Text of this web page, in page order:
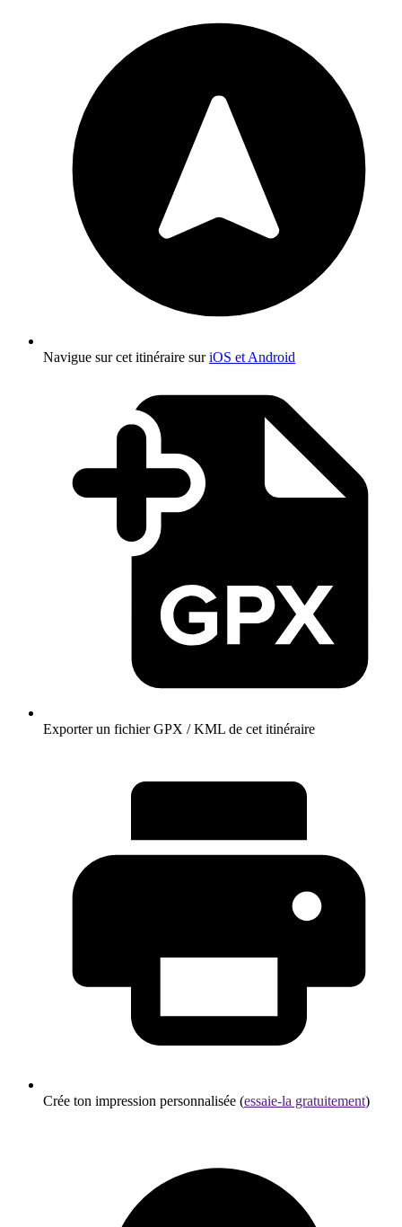
Navigue sur cet itinéraire suriOS et Android
Exporter un fichier GPX / KML de cet itinéraire
Crée ton impression personnalisée (essaie-la gratuitement)